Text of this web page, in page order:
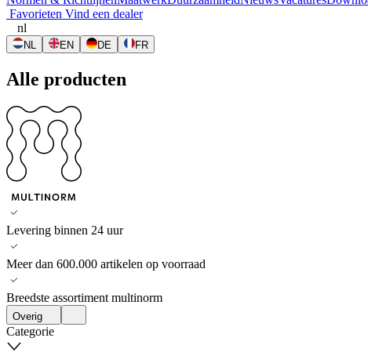
Favorieten Vind een dealer
nl
NL EN DE FR
Alle producten
Levering binnen 24 uur
Meer dan 600.000 artikelen op voorraad
Breedste assortiment multinorm
Overig
Categorie